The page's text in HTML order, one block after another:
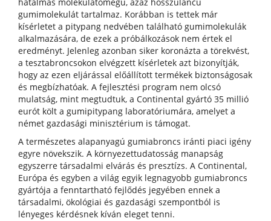
hatalmas molekulatömegű, azaz hosszúláncú
gumimolekulát tartalmaz. Korábban is tettek már
kísérletet a pitypang nedvében található gumimolekulák
alkalmazására, de ezek a próbálkozások nem értek el
eredményt. Jelenleg azonban siker koronázta a törekvést,
a tesztabroncsokon elvégzett kísérletek azt bizonyítják,
hogy az ezen eljárással előállított termékek biztonságosak
és megbízhatóak. A fejlesztési program nem olcsó
mulatság, mint megtudtuk, a Continental gyártó 35 millió
eurót költ a gumipitypang laboratóriumára, amelyet a
német gazdasági minisztérium is támogat.
A természetes alapanyagú gumiabroncs iránti piaci igény
egyre növekszik. A környezettudatosság manapság
egyszerre társadalmi elvárás és presztízs. A Continental,
Európa és egyben a világ egyik legnagyobb gumiabroncs
gyártója a fenntartható fejlődés jegyében ennek a
társadalmi, ökológiai és gazdasági szempontból is
lényeges kérdésnek kíván eleget tenni.